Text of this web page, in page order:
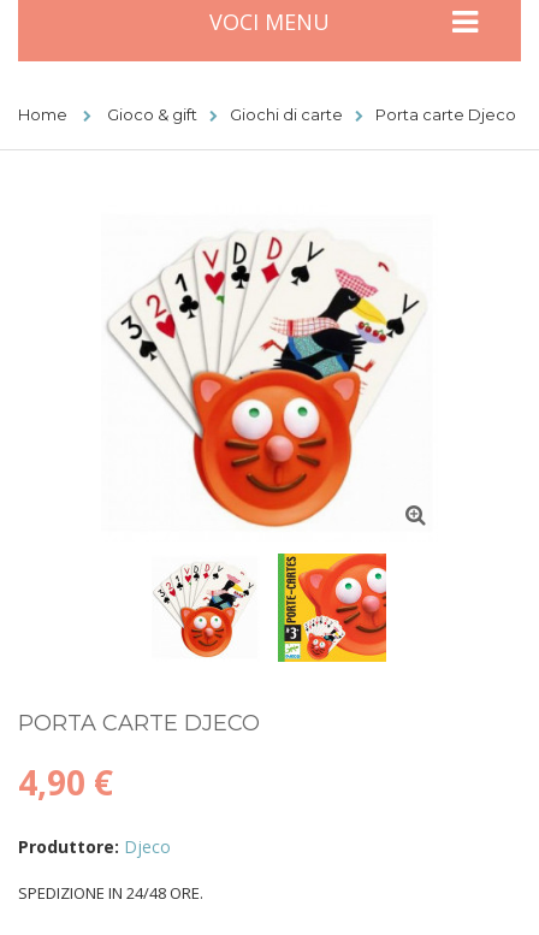
VOCI MENU
Home Gioco & gift Giochi di carte Porta carte Djeco
PORTA CARTE DJECO
4,90 €
Produttore: Djeco
SPEDIZIONE IN 24/48 ORE.